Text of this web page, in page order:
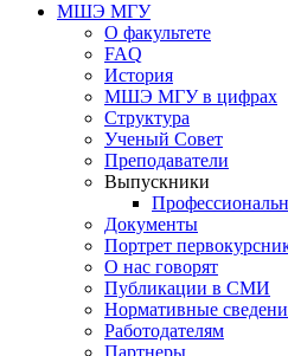
МШЭ МГУ
О факультете
FAQ
История
МШЭ МГУ в цифрах
Структура
Ученый Совет
Преподаватели
Выпускники
Документы
Портрет
О нас говорят
Публикации в СМИ
Нормативные
Работодателям